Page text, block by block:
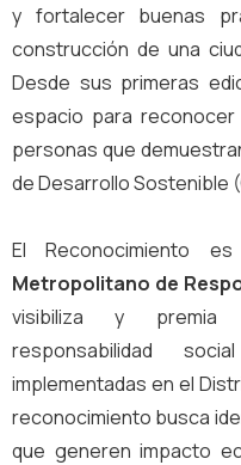
y fortalecer buenas
construcción de una
Desde sus primeras
espacio para
personas que
de Desarrollo Sostenible
El Reconocimiento
Metropolitano de
visibiliza y premia
responsabilidad
implementadas en el
reconocimiento busca
que generen impacto